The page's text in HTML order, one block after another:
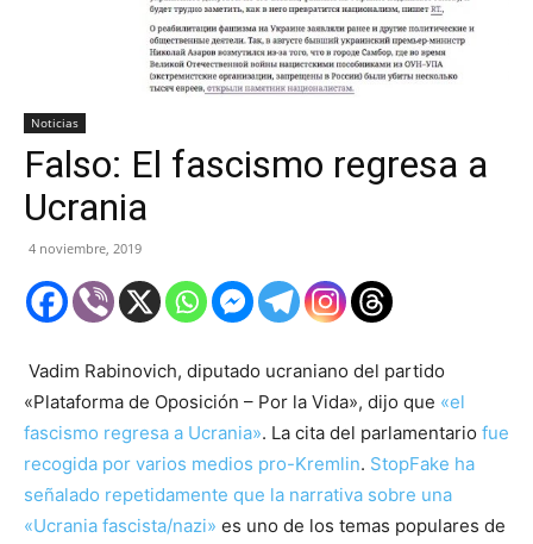
Noticias
Falso: El fascismo regresa a
Ucrania
4 noviembre, 2019
Vadim Rabinovich, diputado ucraniano del partido
«Plataforma de Oposición – Por la Vida», dijo que «el
fascismo regresa a Ucrania». La cita del parlamentario fue
recogida por varios medios pro-Kremlin. StopFake ha
señalado repetidamente que la narrativa sobre una
«Ucrania fascista/nazi» es uno de los temas populares de